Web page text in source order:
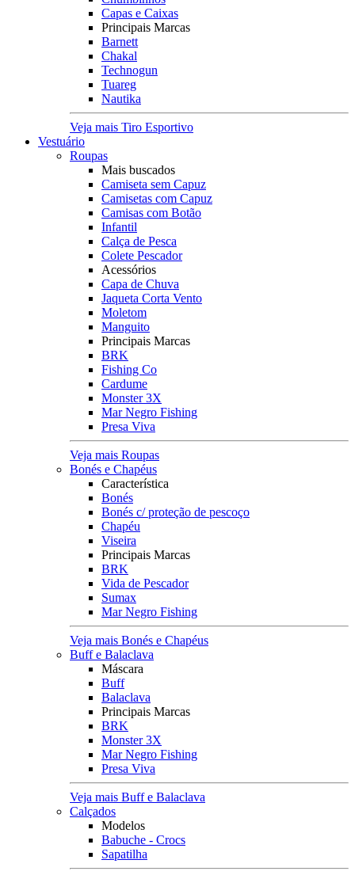
Capas e Caixas
Principais Marcas
Barnett
Chakal
Technogun
Tuareg
Nautika
Veja mais Tiro Esportivo
Vestuário
Roupas
Mais buscados
Camiseta sem Capuz
Camisetas com Capuz
Camisas com Botão
Infantil
Calça de Pesca
Colete Pescador
Acessórios
Capa de Chuva
Jaqueta Corta Vento
Moletom
Manguito
Principais Marcas
BRK
Fishing Co
Cardume
Monster 3X
Mar Negro Fishing
Presa Viva
Veja mais Roupas
Bonés e Chapéus
Característica
Bonés
Bonés c/ proteção de pescoço
Chapéu
Viseira
Principais Marcas
BRK
Vida de Pescador
Sumax
Mar Negro Fishing
Veja mais Bonés e Chapéus
Buff e Balaclava
Máscara
Buff
Balaclava
Principais Marcas
BRK
Monster 3X
Mar Negro Fishing
Presa Viva
Veja mais Buff e Balaclava
Calçados
Modelos
Babuche - Crocs
Sapatilha